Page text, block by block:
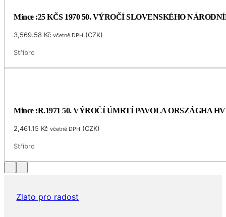
Mince :25 KČS 1970 50. VÝROČÍ SLOVENSKÉHO
3,569.58 Kč včetně DPH (CZK)
Stříbro
Mince :R.1971 50. VÝROČÍ ÚMRTÍ PAVOLA ORSZÁGHA
2,461.15 Kč včetně DPH (CZK)
Stříbro
Zlato pro radost